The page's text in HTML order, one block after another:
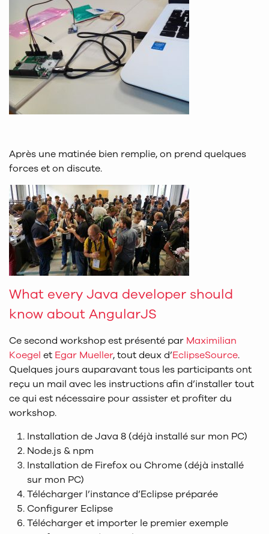
Après une matinée bien remplie, on prend quelques
forces et on discute.
What every Java developer should
know about AngularJS
Ce second workshop est présenté par Maximilian
Koegel et Egar Mueller, tout deux d’EclipseSource.
Quelques jours auparavant tous les participants ont
reçu un mail avec les instructions afin d’installer tout
ce qui est nécessaire pour assister et profiter du
workshop.
Installation de Java 8 (déjà installé sur mon PC)
Node.js & npm
Installation de Firefox ou Chrome (déjà installé
sur mon PC)
Télécharger l’instance d’Eclipse préparée
Configurer Eclipse
Télécharger et importer le premier exemple